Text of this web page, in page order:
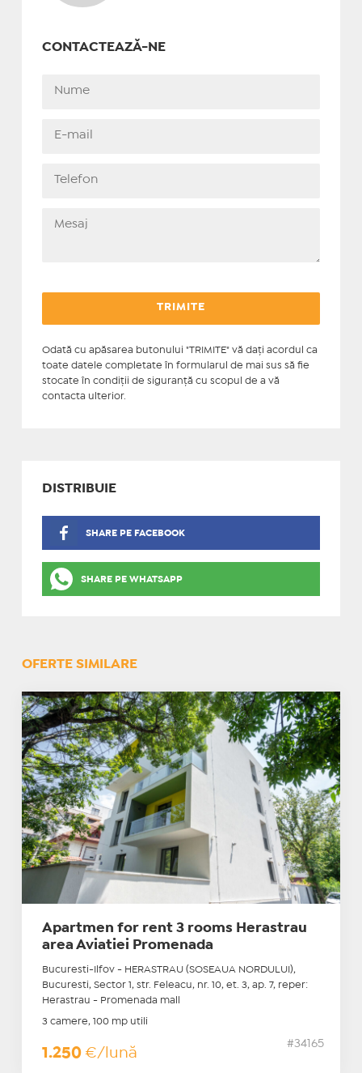
CONTACTEAZĂ-NE
Odată cu apăsarea butonului "TRIMITE" vă daţi acordul ca
toate datele completate în formularul de mai sus să fie
stocate în condiţii de siguranţă cu scopul de a vă
contacta ulterior.
DISTRIBUIE
SHARE PE FACEBOOK
SHARE PE WHATSAPP
OFERTE SIMILARE
Apartmen for rent 3 rooms Herastrau
area Aviatiei Promenada
Bucuresti-Ilfov - HERASTRAU (SOSEAUA NORDULUI),
Bucuresti, Sector 1, str. Feleacu, nr. 10, et. 3, ap. 7, reper:
Herastrau - Promenada mall
3 camere, 100 mp utili
1.250 €/lună
#34165